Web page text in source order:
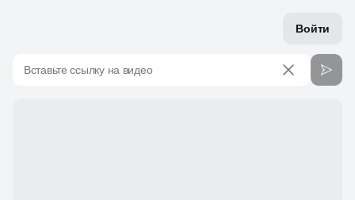
Войти
Вставьте ссылку на видео